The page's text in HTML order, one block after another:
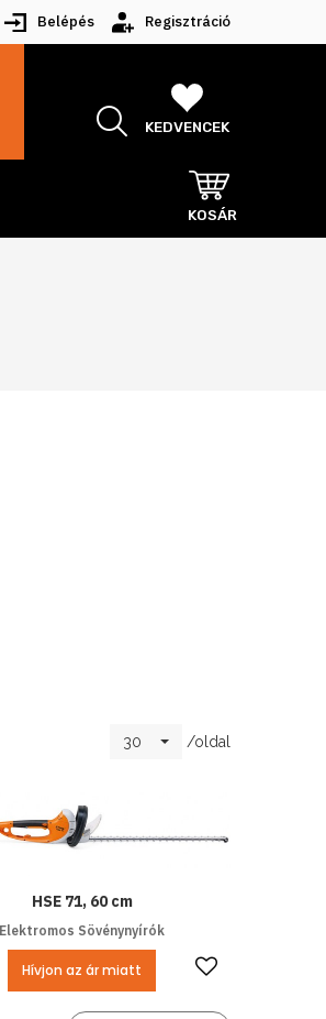
Belépés Regisztráció
KEDVENCEK
KOSÁR
30 /oldal
ad
HSE 71, 60 cm
Elektromos Sövénynyírók
Hívjon az ár miatt